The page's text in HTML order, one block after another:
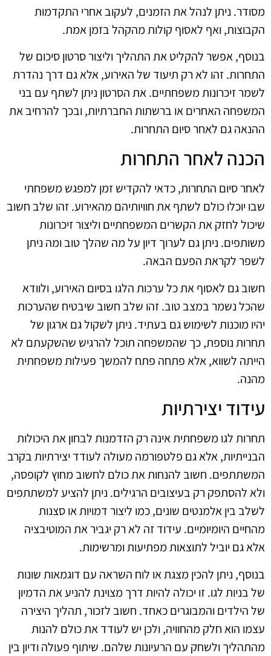
מסודר. ניתן לנהל את הזמנים, לעקוב אחרי התקדמות
הקבוצות, ואף לאסוף קולות מהקהל בזמן אמת.
בנוסף, אפשר להקליט את התהליך וליצור סרטון סיכום של
התחרות. זהו לא רק תיעוד של האירוע, אלא גם דרך נהדרת
לשמר זיכרונות משפחתיים. את הסרטון ניתן לשתף עם בני
המשפחה האחרים או ברשתות החברתיות, ובכך להרחיב את
ההנאה גם לאחר סיום התחרות.
הכנה לאחר התחרות
לאחר סיום התחרות, כדאי להקדיש זמן למפגש משפחתי
שבו יוכלו כולם לשתף את חוויותיהם מהאירוע. זהו שלב חשוב
שיכול לחזק את הקשרים המשפחתיים וליצור זיכרונות
משותפים. ניתן גם לערוך דיון על מה שהלך טוב ומה ניתן
לשפר לקראת הפעם הבאה.
חשוב גם לאסוף את כל ערכות הלגו בסיום האירוע, ולוודא
שהכל נשמר במצב טוב. זהו שלב חשוב שיבטיח שהערכות
יהיו מוכנות לשימוש גם בעתיד. ניתן לשקול גם ארגון של
תחרות נוספת, כך שהמשפחה תוכל להרגיש שהשקעתם לא
הייתה לשווא, אלא פתחה פתח להמשך פעילות משפחתית
מהנה.
עידוד יצירתיות
תחרות לגו משפחתית אינה רק הזדמנות לבחון את היכולות
הבנייתיות, אלא גם פלטפורמה מעולה לעודד יצירתיות בקרב
המשתתפים. חשוב להנחות את כולם לחשוב מחוץ לקופסה,
ולא להסתפק רק בעיצובים הרגילים. ניתן להציע למשתתפים
לשלב בין אלמנטים שונים, כמו ליצור דמויות או סצנות
מהחיים היומיומיים. עידוד זה לא רק יגביר את המוטיבציה
אלא גם יוביל לתוצאות מפתיעות ומרשימות.
בנוסף, ניתן להכין מצגת או לוח השראה עם דוגמאות שונות
של בניות לגו. זו יכולה להיות דרך מצוינת להניע את הדמיון
של הילדים והמבוגרים כאחד. חשוב לזכור, תהליך היצירה
עצמו הוא חלק מהחוויה, ולכן יש לעודד את כולם להנות
מהתהליך ולשחק עם הרעיונות שלהם. שיתוף פעולה ודיון בין